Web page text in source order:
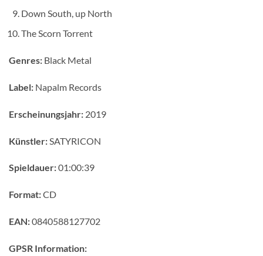
Down South, up North
The Scorn Torrent
Genres: Black Metal
Label: Napalm Records
Erscheinungsjahr: 2019
Künstler: SATYRICON
Spieldauer:01:00:39
Format:CD
EAN:0840588127702
GPSR Information: